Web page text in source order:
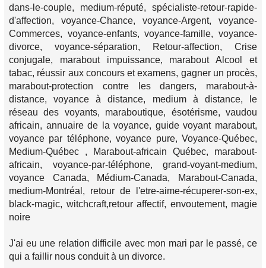
dans-le-couple, medium-réputé, spécialiste-retour-rapide-
d'affection, voyance-Chance, voyance-Argent, voyance-
Commerces, voyance-enfants, voyance-famille, voyance-
divorce, voyance-séparation, Retour-affection, Crise
conjugale, marabout impuissance, marabout Alcool et
tabac, réussir aux concours et examens, gagner un procès,
marabout-protection contre les dangers, marabout-à-
distance, voyance à distance, medium à distance, le
réseau des voyants, maraboutique, ésotérisme, vaudou
africain, annuaire de la voyance, guide voyant marabout,
voyance par téléphone, voyance pure, Voyance-Québec,
Medium-Québec , Marabout-africain Québec, marabout-
africain, voyance-par-téléphone, grand-voyant-medium,
voyance Canada, Médium-Canada, Marabout-Canada,
medium-Montréal, retour de l'etre-aime-récuperer-son-ex,
black-magic, witchcraft,retour affectif, envoutement, magie
noire
J'ai eu une relation difficile avec mon mari par le passé, ce
qui a faillir nous conduit à un divorce.